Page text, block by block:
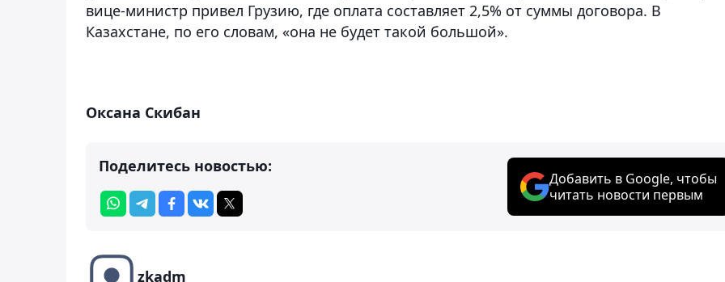
вице-министр привел Грузию, где оплата составляет 2,5% от суммы договора. В
Казахстане, по его словам, «она не будет такой большой».
Оксана Скибан
Поделитесь новостью:
Добавить в Google, чтобы
читать новости первым
zkadm